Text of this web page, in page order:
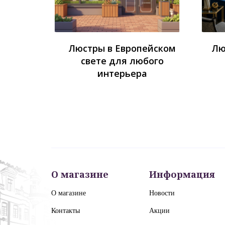
Люстры в Европейском
свете для любого
интерьера
О магазине
О магазине
Контакты
Информация
Новости
Акции